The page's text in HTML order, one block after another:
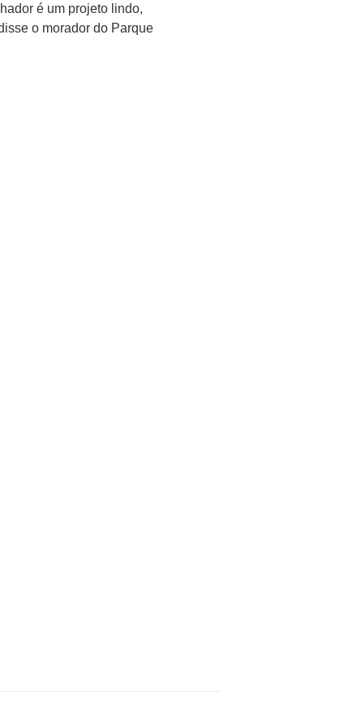
é um projeto lindo,
o morador do Parque